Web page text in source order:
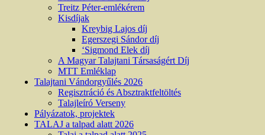
Treitz Péter-emlékérem
Kisdíjak
Kreybig Lajos díj
Egerszegi Sándor díj
‘Sigmond Elek díj
A Magyar Talajtani Társaságért Díj
MTT Emléklap
Talajtani Vándorgyűlés 2026
Regisztráció és Absztraktfeltöltés
Talajleíró Verseny
Pályázatok, projektek
TALAJ a talpad alatt 2026